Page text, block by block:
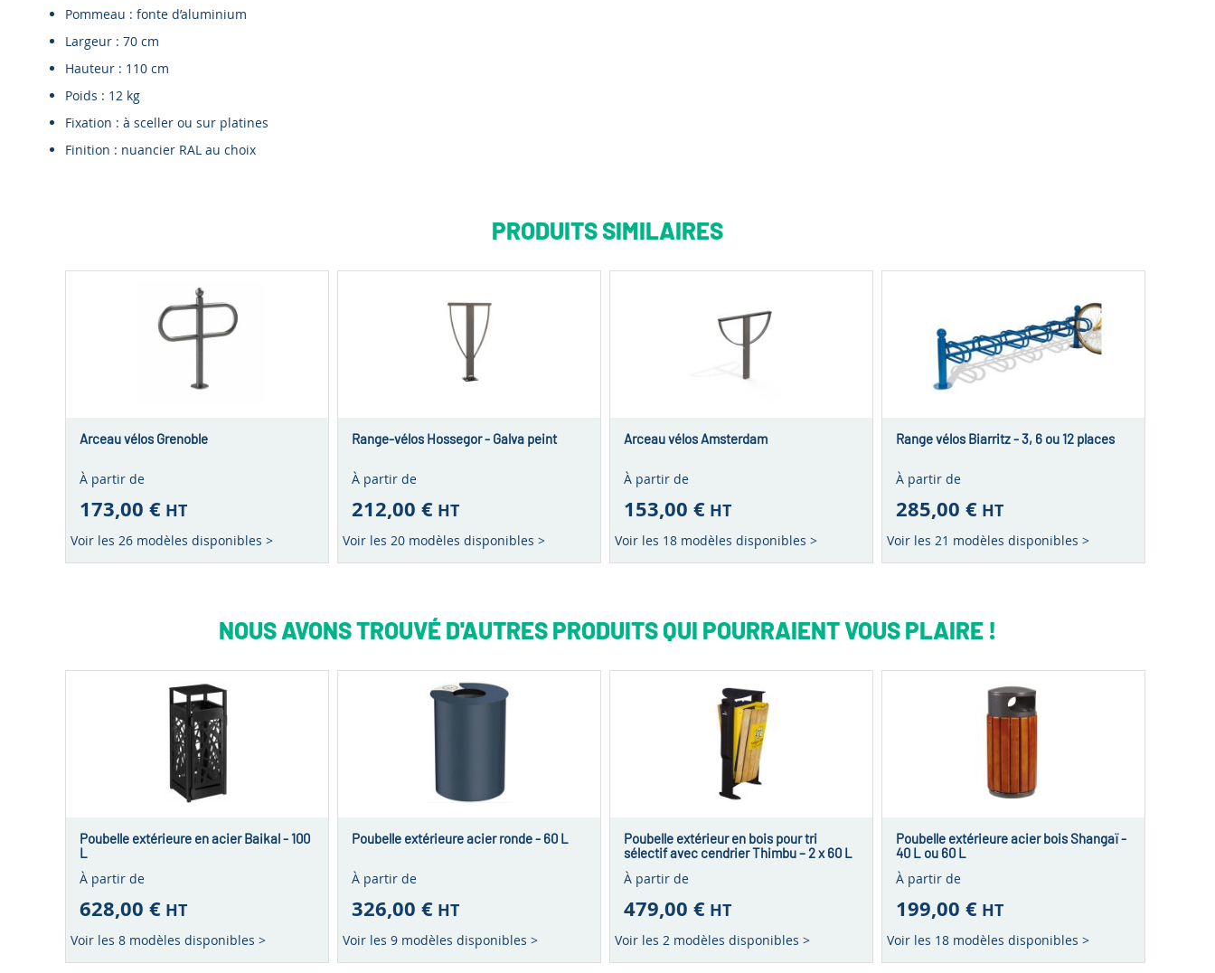
Pommeau : fonte d’aluminium
Largeur : 70 cm
Hauteur : 110 cm
Poids : 12 kg
Fixation : à sceller ou sur platines
Finition : nuancier RAL au choix
PRODUITS SIMILAIRES
Arceau vélos Grenoble
À partir de
173,00 € HT
Voir les 26 modèles disponibles >
Range-vélos Hossegor - Galva peint
À partir de
212,00 € HT
Voir les 20 modèles disponibles >
Arceau vélos Amsterdam
À partir de
153,00 € HT
Voir les 18 modèles disponibles >
Range vélos Biarritz - 3, 6 ou 12 places
À partir de
285,00 € HT
Voir les 21 modèles disponibles >
NOUS AVONS TROUVÉ D'AUTRES PRODUITS QUI POURRAIENT VOUS PLAIRE !
Poubelle extérieure en acier Baikal - 100
L
À partir de
628,00 € HT
Voir les 8 modèles disponibles >
Poubelle extérieure acier ronde - 60 L
À partir de
326,00 € HT
Voir les 9 modèles disponibles >
Poubelle extérieur en bois pour tri
sélectif avec cendrier Thimbu – 2 x 60 L
À partir de
479,00 € HT
Voir les 2 modèles disponibles >
Poubelle extérieure acier bois Shangaï -
40 L ou 60 L
À partir de
199,00 € HT
Voir les 18 modèles disponibles >